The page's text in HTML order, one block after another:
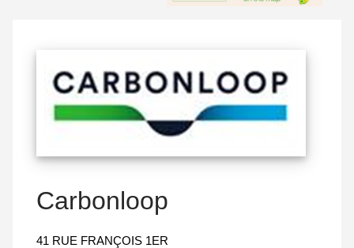
Carbonloop
41 RUE FRANÇOIS 1ER